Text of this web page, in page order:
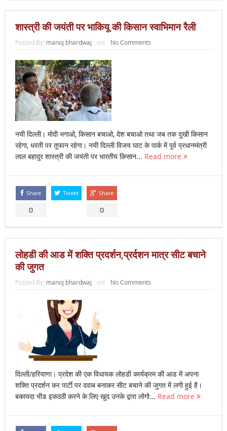
शास्त्री की जयंती पर भाकियू की किसान स्वाभिमान रैली
Posted By: manoj bhardwaj on: No Comments
नयी दिल्ली। मोदी भगाओ, किसान बचाओ, देश बचाओ तथा जब तक दुखी किसान
रहेगा, धरती पर तूफान रहेगा। नयी दिल्ली विजय घाट के पार्क में पूर्व प्रधानमंत्री
लाल बहादुर शास्त्री की जयंती पर भारतीय किसान... Read more
Share
0
Tweet Share
0
लोहडी की आड में शक्ति प्रदर्शन,प्रर्दशन मात्र सीट बचाने
की जुगत
Posted By: manoj bhardwaj on: No Comments
दिल्ली/हरियाणा। प्रदेश की एक विधायक लोहडी कार्यक्रम की आड में अपना
शक्ति प्रदर्शन कर पार्टी पर दवाब बनाकर सीट बचाने की जुगत में लगी हुई है।
बकायदा भीड इकठठी करने के लिए खुद उनके द्वारा लोगो... Read more